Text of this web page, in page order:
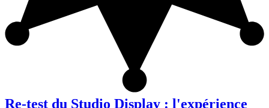
Re-test du Studio Display : l'expérience